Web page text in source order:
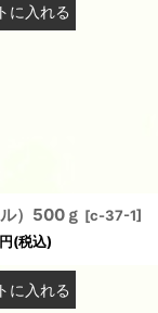
に入れる
）500ｇ [c-37-1]
(税込)
に入れる